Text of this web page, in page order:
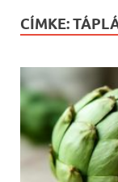
CÍMKE: